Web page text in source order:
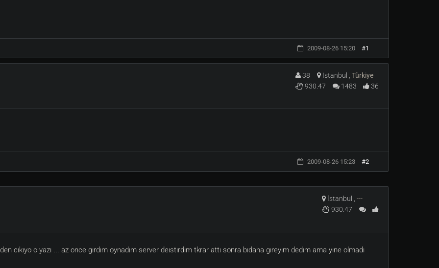
2009-08-26 15:20 #1
38 İstanbul , Türkiye
930.47
1483 36
2009-08-26 15:23 #2
İstanbul , ---
930.47
cıkıyo o yazı ... az once gırdım oynadım server deıstırdım tkrar attı sonra bıdaha gıreyım dedım ama yıne olmadı